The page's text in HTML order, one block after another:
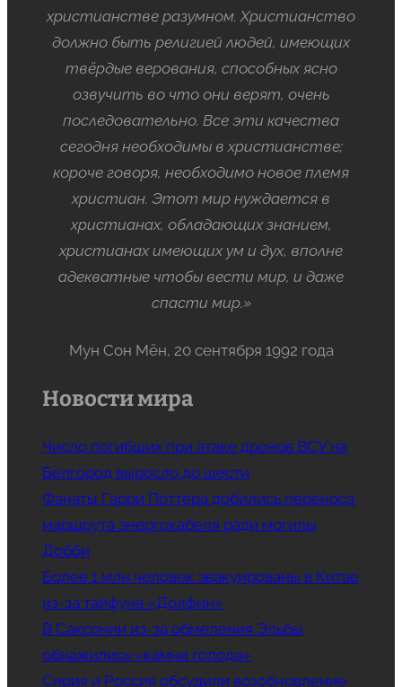
христианстве разумном. Христианство
должно быть религией людей, имеющих
твёрдые верования, способных ясно
озвучить во что они верят, очень
последовательно. Все эти качества
сегодня необходимы в христианстве;
короче говоря, необходимо новое племя
христиан. Этот мир нуждается в
христианах, обладающих знанием,
христианах имеющих ум и дух, вполне
адекватные чтобы вести мир, и даже
спасти мир.»
Мун Сон Мён, 20 сентября 1992 года
Новости мира
Число погибших при атаке дронов ВСУ на
Белгород выросло до шести
Фанаты Гарри Поттера добились переноса
маршрута энергокабеля ради могилы
Добби
Более 1 млн человек эвакуированы в Китае
из-за тайфуна «Долфин»
В Саксонии из-за обмеления Эльбы
обнажились «камни голода»
Сирия и Россия обсудили возобновление